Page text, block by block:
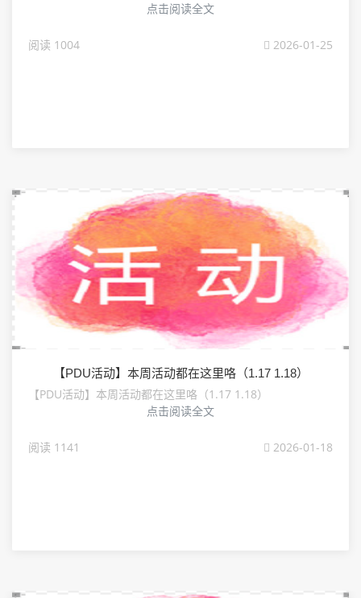
点击阅读全文
阅读 1004 2026-01-25
【PDU活动】本周活动都在这里咯（1.17 1.18）
【PDU活动】本周活动都在这里咯（1.17 1.18）
点击阅读全文
阅读 1141 2026-01-18